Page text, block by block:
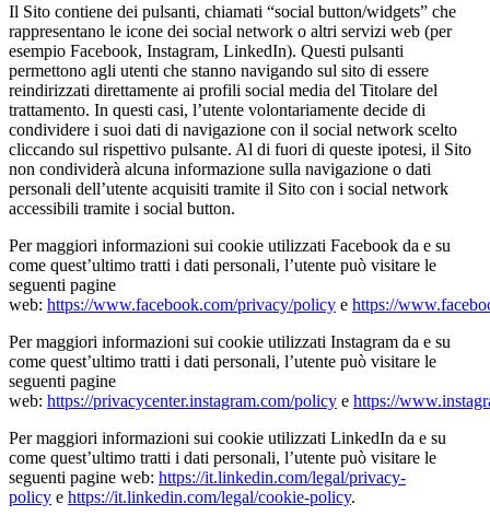
Il Sito contiene dei pulsanti, chiamati “social button/widgets” che
rappresentano le icone dei social network o altri servizi web (per
esempio Facebook, Instagram, LinkedIn). Questi pulsanti
permettono agli utenti che stanno navigando sul sito di essere
reindirizzati direttamente ai profili social media del Titolare del
trattamento. In questi casi, l’utente volontariamente decide di
condividere i suoi dati di navigazione con il social network scelto
cliccando sul rispettivo pulsante. Al di fuori di queste ipotesi, il Sito
non condividerà alcuna informazione sulla navigazione o dati
personali dell’utente acquisiti tramite il Sito con i social network
accessibili tramite i social button.
Per maggiori informazioni sui cookie utilizzati Facebook da e su
come quest’ultimo tratti i dati personali, l’utente può visitare le
seguenti pagine
web: https://www.facebook.com/privacy/policy e https://
Per maggiori informazioni sui cookie utilizzati Instagram da e su
come quest’ultimo tratti i dati personali, l’utente può visitare le
seguenti pagine
web: https://privacycenter.instagram.com/policy e https://
Per maggiori informazioni sui cookie utilizzati LinkedIn da e su
come quest’ultimo tratti i dati personali, l’utente può visitare le
seguenti pagine web: https://it.linkedin.com/legal/privacy-
policy e https://it.linkedin.com/legal/cookie-policy.